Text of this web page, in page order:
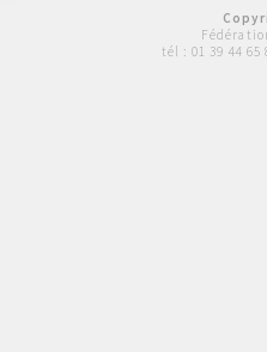
tél : 01 39 44 65